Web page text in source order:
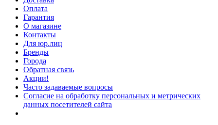
Оплата
Гарантия
О магазине
Контакты
Для юр.лиц
Бренды
Города
Обратная связь
Акции!
Часто задаваемые вопросы
Согласие на обработку персональных и метрических
данных посетителей сайта